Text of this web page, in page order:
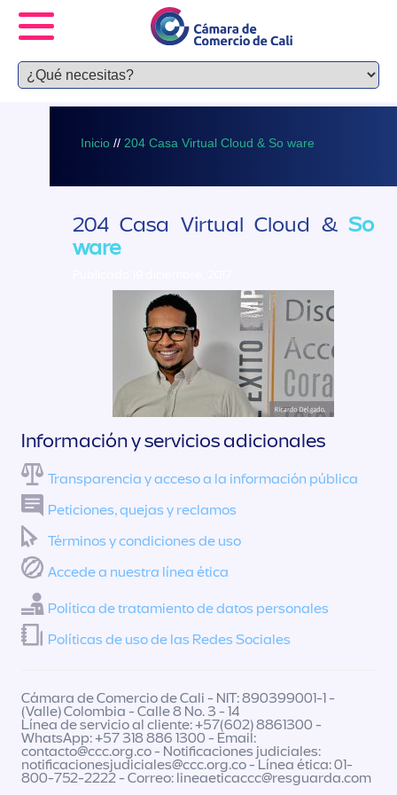
Inicio // 204 Casa Virtual Cloud & So ware
204 Casa Virtual Cloud &So
ware
Información y servicios adicionales
Transparencia y acceso a la información pública
Peticiones, quejas y reclamos
Términos y condiciones de uso
Accede a nuestra línea ética
Política de tratamiento de datos personales
Políticas de uso de las Redes Sociales
Cámara de Comercio de Cali - NIT: 890399001-1 -
(Valle) Colombia - Calle 8 No. 3 - 14
Línea de servicio al cliente: +57(602) 8861300 -
WhatsApp: +57 318 886 1300 - Email:
contacto@ccc.org.co- Notificaciones judiciales:
notificacionesjudiciales@ccc.org.co- Línea ética: 01-
800-752-2222 - Correo: lineaeticaccc@resguarda.com